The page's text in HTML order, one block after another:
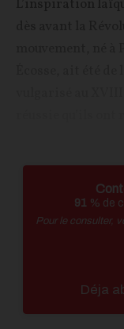
91 % de
Pour le consulter,
Déja